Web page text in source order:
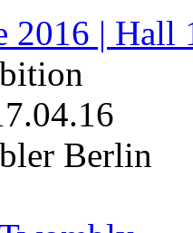
2016 | Hall
Berlin